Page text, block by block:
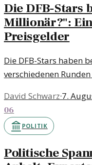
Die DFB-Stars
Millionär?":
Preisgelder
Die DFB-Stars haben
verschiedenen
auch ihr Engagement
David Schwarz·7.
06
POLITIK
Politische